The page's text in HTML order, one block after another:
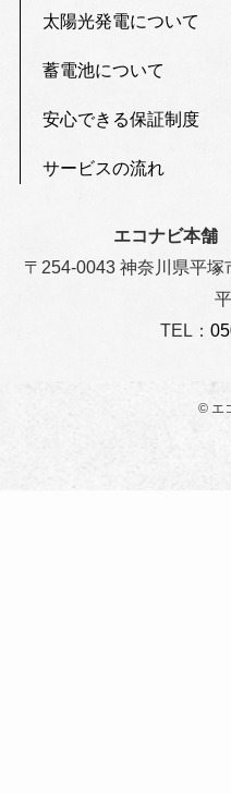
太陽光発電について
蓄電池について
安心できる保証制度
サービスの流れ
エコナビ本舗
〒254-0043 神奈川県平
TEL：
© エ